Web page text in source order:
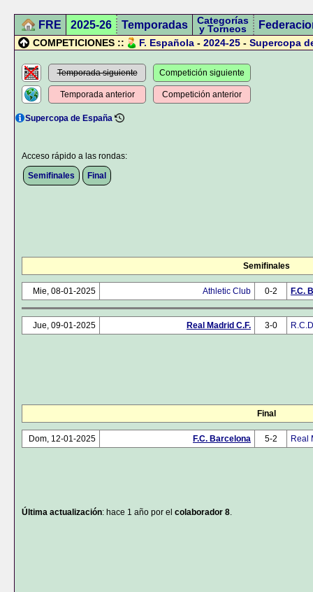
FRE 2025-26 Temporadas Categorías
y Torneos
COMPETICIONES :: F. Española - 2024-25 - Supercopa
Temporada siguiente
Temporada anterior
Competición siguiente
Competición anterior
Supercopa de España
Acceso rápido a las rondas:
Semifinales
Final
Semifinales
Mie, 08-01-2025 Athletic Club 0-2 F.C.
Jue, 09-01-2025 Real Madrid C.F. 3-0
Final
Dom, 12-01-2025 F.C. Barcelona 5-2 Real
Última actualización: hace 1 año por el colaborador 8.